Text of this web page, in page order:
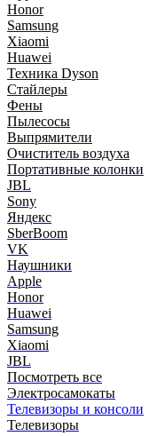
Honor
Samsung
Xiaomi
Huawei
Техника Dyson
Стайлеры
Фены
Пылесосы
Выпрямители
Очиститель воздуха
Портативные колонки
JBL
Sony
Яндекс
SberBoom
VK
Наушники
Apple
Honor
Huawei
Samsung
Xiaomi
JBL
Посмотреть все
Электросамокаты
Телевизоры и консоли
Телевизоры